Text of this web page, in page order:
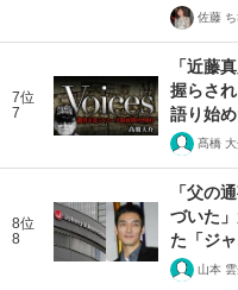
佐藤 ち
7位
7
「近藤
握らさ
語り始
髙橋
8位
8
「父の
づいた
た「ジ
山本